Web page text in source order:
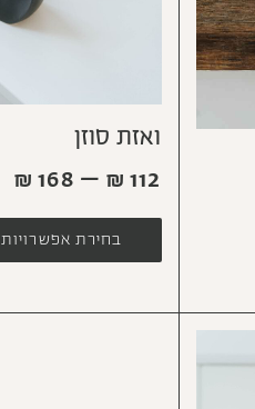
ואזת סוזן
₪ 112
–
₪ 168
בחירת אפשרויות